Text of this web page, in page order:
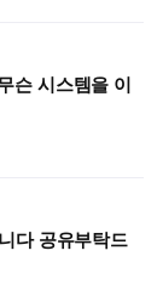
슨 시스템을 이
다 공유부탁드